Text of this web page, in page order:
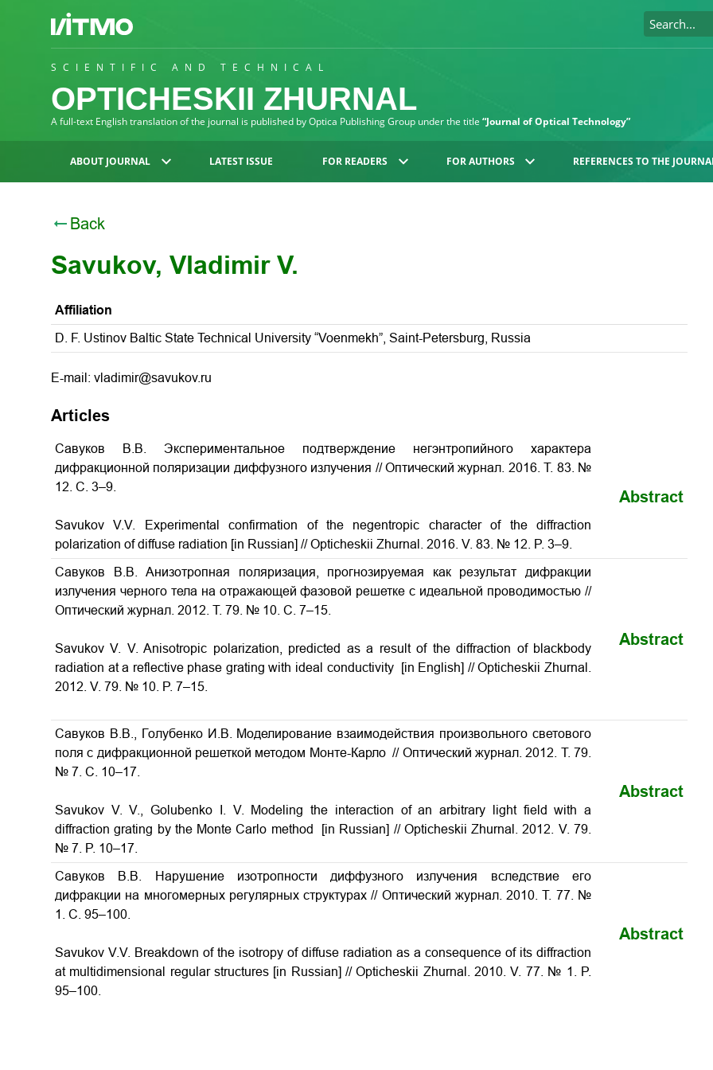
SCIENTIFIC AND TECHNICAL
OPTICHESKII ZHURNAL
A full-text English translation of the journal is published by Optica Publishing Group under the title “Journal of Optical Technology”
ABOUT JOURNAL LATEST ISSUE FOR READERS FOR AUTHORS REFERENCES TO THE
Back
Savukov, Vladimir V.
Affiliation
D. F. Ustinov Baltic State Technical University “Voenmekh”, Saint-Petersburg, Russia
E-mail: vladimir@savukov.ru
Articles
Савуков В.В. Экспериментальное подтверждение негэнтропийного характера
дифракционной поляризации диффузного излучения // Оптический журнал. 2016. Т. 83. №
12. С. 3–9.
Savukov V.V.
Experimental confirmation of the negentropic character of the diffraction
polarization of diffuse radiation [in Russian] // Opticheskii Zhurnal. 2016. V. 83. № 12. P. 3–9.
Abstract
Савуков В.В. Анизотропная поляризация, прогнозируемая как результат дифракции
излучения черного тела на отражающей фазовой решетке с идеальной проводимостью //
Оптический журнал. 2012. Т. 79. № 10. С. 7–15.
Savukov V. V. Anisotropic polarization, predicted as a result of the diffraction of blackbody
radiation at a reflective phase grating with ideal conductivity [in English] // Opticheskii Zhurnal.
2012. V. 79. № 10. P. 7–15.
Abstract
Савуков В.В., Голубенко И.В. Моделирование взаимодействия произвольного светового
поля с дифракционной решеткой методом Монте-Карло // Оптический журнал. 2012. Т. 79.
№ 7. С. 10–17.
Savukov V. V., Golubenko I. V. Modeling the interaction of an arbitrary light field with a
diffraction grating by the Monte Carlo method [in Russian] // Opticheskii Zhurnal. 2012. V. 79.
№ 7. P. 10–17.
Abstract
Савуков В.В. Нарушение изотропности диффузного излучения вследствие его
дифракции на многомерных регулярных структурах // Оптический журнал. 2010. Т. 77. №
1. С. 95–100.
Savukov V.V. Breakdown of the isotropy of diffuse radiation as a consequence of its diffraction
at multidimensional regular structures [in Russian] // Opticheskii Zhurnal. 2010. V. 77. № 1. P.
95–100.
Abstract